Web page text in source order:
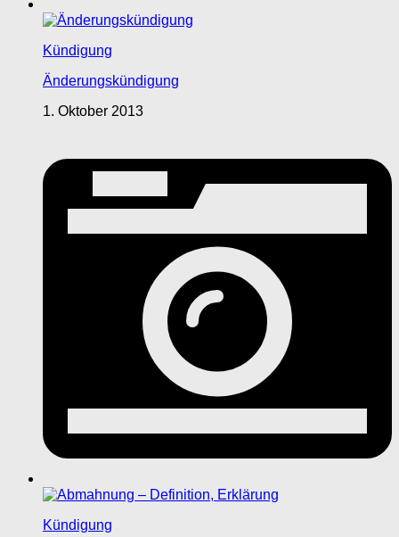
Kündigung
Änderungskündigung
1. Oktober 2013
Kündigung